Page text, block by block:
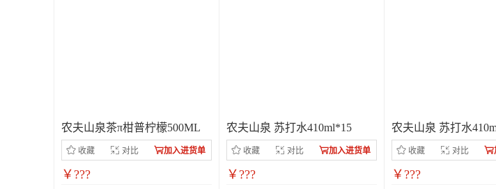
农夫山泉茶π柑普柠檬500ML
收藏 对比 加入进货单
￥???
农夫山泉 苏打水410ml*15
收藏 对比 加入进货单
￥???
农夫山泉 苏打水
收藏 对比
￥???